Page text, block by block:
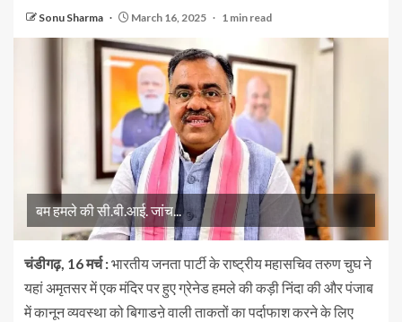
Sonu Sharma March 16, 2025 1 min read
बम हमले की सी.बी.आई. जांच...
चंडीगढ़, 16 मर्च :भारतीय जनता पार्टी के राष्ट्रीय महासचिव तरुण चुघ ने
यहां अमृतसर में एक मंदिर पर हुए ग्रेनेड हमले की कड़ी निंदा की और पंजाब
में कानून व्यवस्था को बिगाडऩे वाली ताकतों का पर्दाफाश करने के लिए